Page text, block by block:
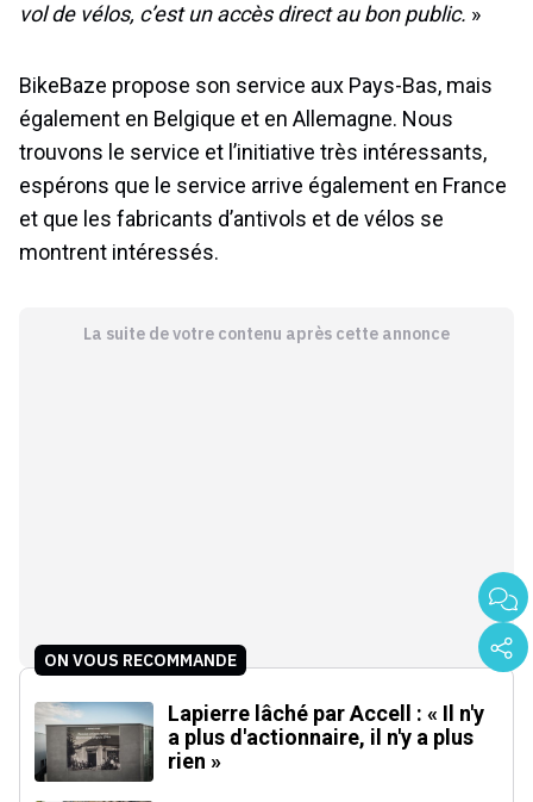
vol de vélos, c’est un accès direct au bon public. »
BikeBaze propose son service aux Pays-Bas, mais
également en Belgique et en Allemagne. Nous
trouvons le service et l’initiative très intéressants,
espérons que le service arrive également en France
et que les fabricants d’antivols et de vélos se
montrent intéressés.
La suite de votre contenu après cette annonce
ON VOUS RECOMMANDE
Lapierre lâché par Accell : « Il n'y
a plus d'actionnaire, il n'y a plus
rien »